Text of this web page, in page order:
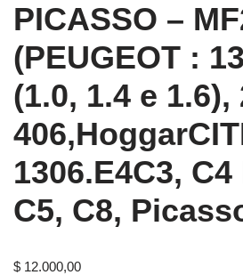
PICASSO –
(PEUGEOT :
(1.0, 1.4 e 1.6),
1306.E4C3,
C5, C8,
$ 12.000,00